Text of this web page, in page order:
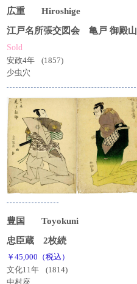
広重
Hiroshige
江戸名所張交図会 亀戸 御殿山
Sold
安政4年
(1857)
少虫穴
豊国
Toyokuni
忠臣蔵 2枚続
￥45,000（税込）
文化11年
(1814)
中村座